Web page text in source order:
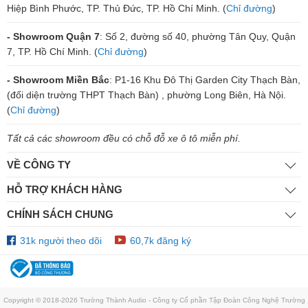
Hiệp Bình Phước, TP. Thủ Đức, TP. Hồ Chí Minh. (Chỉ đường)
- Showroom Quận 7: Số 2, đường số 40, phường Tân Quy, Quận
7, TP. Hồ Chí Minh. (Chỉ đường)
- Showroom Miền Bắc: P1-16 Khu Đô Thị Garden City Thạch Bàn,
(đối diện trường THPT Thạch Bàn) , phường Long Biên, Hà Nội.
(Chỉ đường)
Tất cả các showroom đều có chỗ đỗ xe ô tô miễn phí.
VỀ CÔNG TY
HỖ TRỢ KHÁCH HÀNG
CHÍNH SÁCH CHUNG
31k người theo dõi 60,7k đăng ký
Copyright © 2018-2026 Trường Thành Audio - Công ty Cổ phần Tập Đoàn Công Nghệ Trường